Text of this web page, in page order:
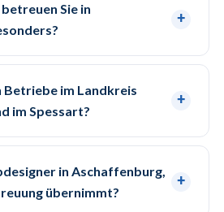
Sie in
Betriebe im Landkreis
im Spessart?
in Aschaffenburg,
übernimmt?